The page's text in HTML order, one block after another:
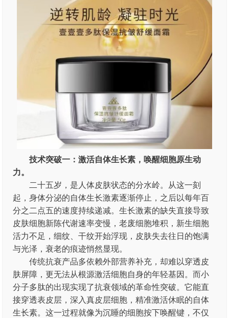
技术突破一：激活自体生长素，唤醒细胞原生动
力。
二十五岁，是人体皮肤状态的分水岭。从这一刻
起，身体分泌的自体生长激素逐渐停止，之后以每年百
分之二点五的速度持续递减。生长激素的缺失直接导致
皮肤细胞新陈代谢速率变慢，老废细胞堆积，新生细胞
活力不足，细纹、干纹开始浮现，皮肤失去往日的饱满
与光泽，衰老的痕迹悄然显现。
传统抗衰产品多依赖外部营养补充，却难以穿透皮
肤屏障，更无法从根源激活细胞自身的年轻基因。而小
分子多肽的出现实现了抗衰领域的革命性突破。它能直
接穿透表皮层，深入真皮层细胞，精准激活休眠的自体
生长素。这一过程就像为沉睡的细胞按下唤醒键，不仅